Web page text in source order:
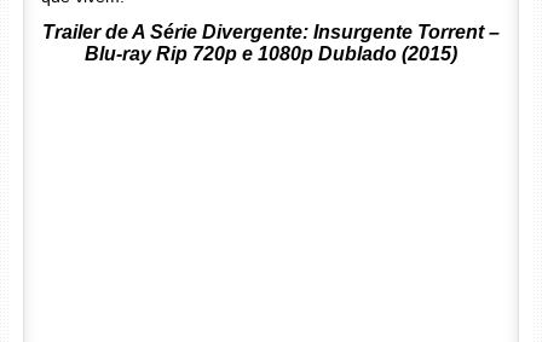
Trailer de A Série Divergente: Insurgente Torrent –
Blu-ray Rip 720p e 1080p Dublado (2015)